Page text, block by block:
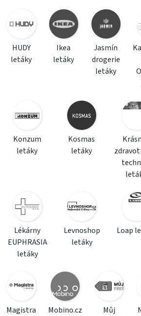
HUDY
letáky
Ikea
letáky
Jasmín
drogerie
letáky
Konzum
letáky
Kosmas
letáky
Lékárny
EUPHRASIA
letáky
Levnoshop
letáky
Loap
Magistra
Mobino.cz
Můj